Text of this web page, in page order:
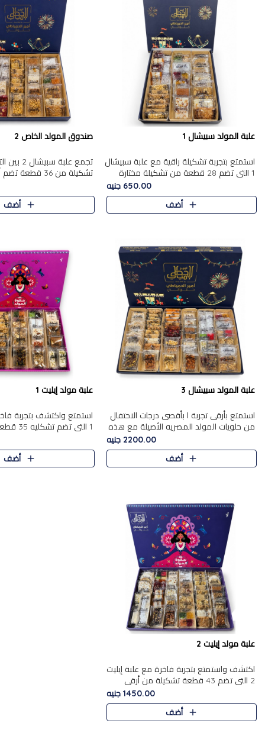
علبة المولد سبيشال 1
استمتع بتجربة تشكيلة راقية مع علبة سبيشال
1 التي تضم 28 قطعة من تشكيلة مختارة
بعناية من أفخر حلويات المولد المصرية
الأصلية الشرقية. تحتوي ال..
650.00 جنيه
أضف
صندوق المولد الخاص 2
تجمع علبة
المولد الشرقية. تحتوي
بالفول، والجزرية بالبن..
أضف
علبة المولد سبيشال 3
استمتع بأرقى تجربة ا بأقصى درجات الاحتفال
من حلويات المولد المصريه الأصيلة مع هذه
الفخامة مع علبة سبيشال 3 التي تضم 56
قطعة من تشكيلة استثن..
2200.00 جنيه
أضف
علبة مولد إيليت 1
استمتع واكتشف بتجربة
1 التي
حلويات المولد المصري
بشكل جميل في علبة
أضف
علبة مولد إيليت 2
اكتشف واستمتع بتجربة فاخرة مع علبة إيليت
2 التي تضم 43 قطعة تشكيلة من أرقى
حلويات المولد الشرقية المصرية الأصيلة
,معروضة بشكل جميل في علبة أ..
1450.00 جنيه
أضف